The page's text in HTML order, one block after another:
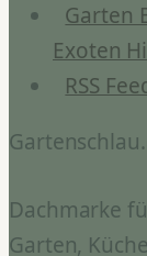
Garten
Exoten
RSS
Dachmarke
Garten,